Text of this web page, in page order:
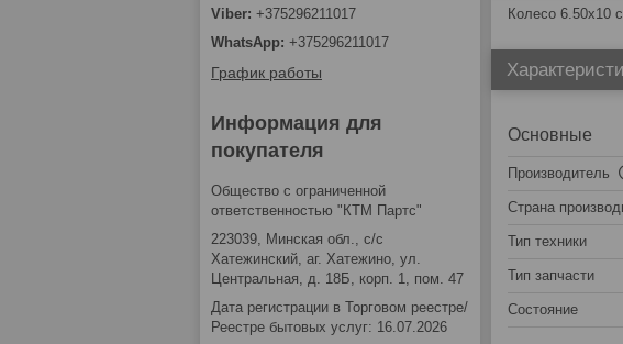
Колесо
Основные
Производитель
Страна
Тип техники
Тип запчасти
Состояние
+375296211017
+375296211017
График работы
Информация для
покупателя
Общество с ограниченной
ответственностью "КТМ Партс"
223039, Минская обл., с/с
Хатежинский, аг. Хатежино, ул.
Центральная, д. 18Б, корп. 1, пом. 47
Дата регистрации в Торговом реестре/
Реестре бытовых услуг: 16.07.2026